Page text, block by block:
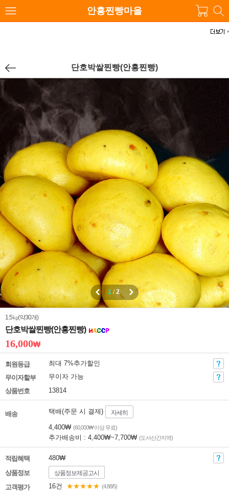
안흥찐빵마을
단호박쌀찐빵(안흥찐빵)
1 /2
1.5㎏(약30개)
단호박쌀찐빵(안흥찐빵)
16,000₩
회원등급
최대 7%추가할인
무이자할부
무이자 가능
상품번호
13814
배송 택배(주문 시 결제) 자세히
4,400₩ (60,000₩ 이상 무료)
추가배송비 : 4,400₩~7,700₩ (도서산간지역)
적립혜택
480₩
상품정보
상품정보제공고시
고객평가 16건 ★★★★★ (4.88/5)